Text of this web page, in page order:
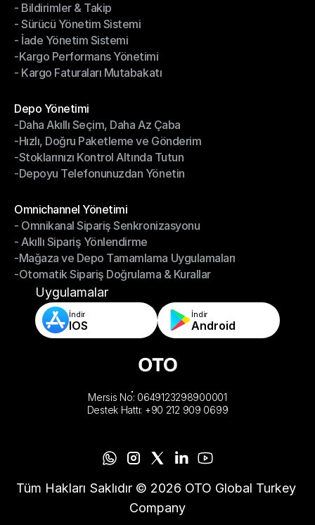
- Kargo Otomasyonu
- Bildirimler & Takip
- Bildirimler & Takip
- Sürücü Yönetim Sistemi
- Sürücü Yönetim Sistemi
- İade Yönetim Sistemi
- İade Yönetim Sistemi
-Kargo Performans Yönetimi
-Kargo Performans Yönetimi
- Kargo Faturaları Mutabakatı
Depo Yönetimi
Depo Yönetimi
-Daha Akıllı Seçim, Daha Az Çaba
-Daha Akıllı Seçim, Daha Az Çaba
-Hızlı, Doğru Paketleme ve Gönderim
-Hızlı, Doğru Paketleme ve Gönderim
-Stoklarınızı Kontrol Altında Tutun
-Stoklarınızı Kontrol Altında Tutun
-Depoyu Telefonunuzdan Yönetin
Omnichannel Yönetimi
Omnichannel Yönetimi
- Omnikanal Sipariş Senkronizasyonu
- Omnikanal Sipariş Senkronizasyonu
- Akıllı Sipariş Yönlendirme
- Akıllı Sipariş Yönlendirme
-Mağaza ve Depo Tamamlama Uygulamaları
-Mağaza ve Depo Tamamlama Uygulamaları
-Otomatik Sipariş Doğrulama & Kurallar
-Otomatik Sipariş Doğrulama & Kurallar
Uygulamalar
İndir
IOS
İndir
Android
Mersis No: 0649123298900001
Destek Hattı: +90 212 909 0699
Tüm Hakları Saklıdır © 2026 OTO Global Turkey
Company